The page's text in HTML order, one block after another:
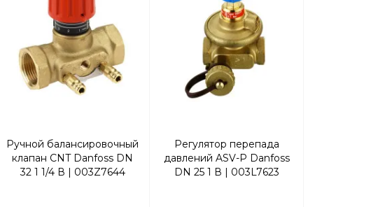
Ручной балансировочный
клапан CNT Danfoss DN
32 1 1/4 В | 003Z7644
Регулятор перепада
давлений ASV-P Danfoss
DN 25 1 В | 003L7623